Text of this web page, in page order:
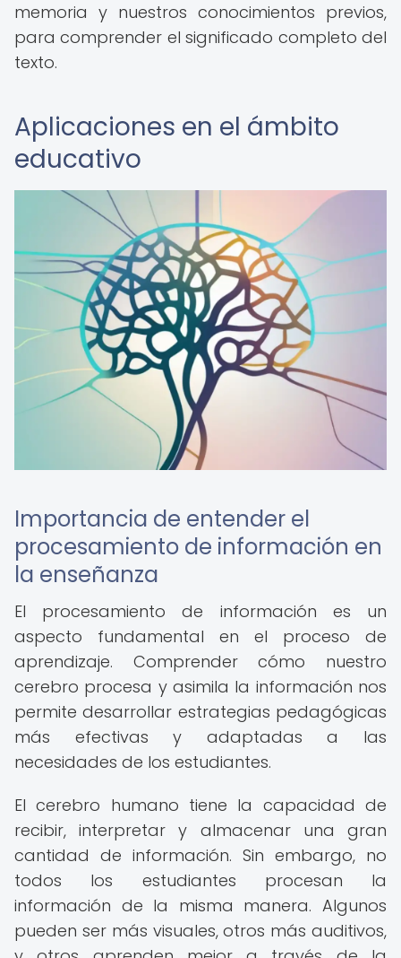
memoria y nuestros conocimientos previos,
para comprender el significado completo del
texto.
Aplicaciones en el ámbito
educativo
Importancia de entender el
procesamiento de información en
la enseñanza
El procesamiento de información es un
aspecto fundamental en el proceso de
aprendizaje. Comprender cómo nuestro
cerebro procesa y asimila la información nos
permite desarrollar estrategias pedagógicas
más efectivas y adaptadas a las
necesidades de los estudiantes.
El cerebro humano tiene la capacidad de
recibir, interpretar y almacenar una gran
cantidad de información. Sin embargo, no
todos los estudiantes procesan la
información de la misma manera. Algunos
pueden ser más visuales, otros más auditivos,